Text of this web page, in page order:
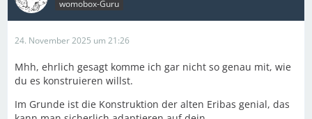
womobox-Guru
24. November 2025 um 21:26
Mhh, ehrlich gesagt komme ich gar nicht so genau mit, wie
du es konstruieren willst.
Im Grunde ist die Konstruktion der alten Eribas genial, das